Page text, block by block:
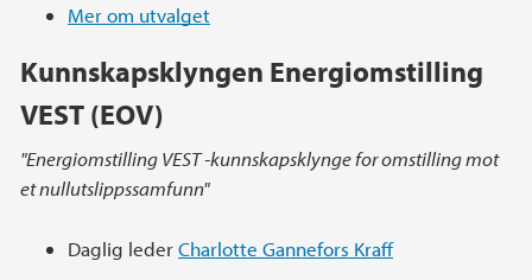
Mer om utvalget
Kunnskapsklyngen Energiomstilling
VEST (EOV)
"Energiomstilling VEST -kunnskapsklynge for omstilling mot
et nullutslippssamfunn"
Daglig lederCharlotte Gannefors Kraff